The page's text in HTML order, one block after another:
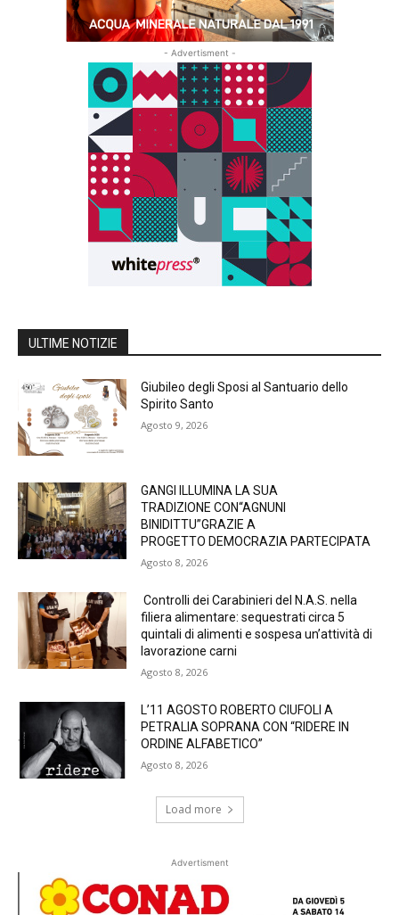
- Advertisment -
ULTIME NOTIZIE
Giubileo degli Sposi al Santuario dello
Spirito Santo
Agosto 9, 2026
GANGI ILLUMINA LA SUA
TRADIZIONE CON“AGNUNI
BINIDITTU”GRAZIE A
PROGETTO DEMOCRAZIA PARTECIPATA
Agosto 8, 2026
Controlli dei Carabinieri del N.A.S. nella
filiera alimentare: sequestrati circa 5
quintali di alimenti e sospesa un’attività di
lavorazione carni
Agosto 8, 2026
L’11 AGOSTO ROBERTO CIUFOLI A
PETRALIA SOPRANA CON “RIDERE IN
ORDINE ALFABETICO”
Agosto 8, 2026
Load more
Advertisment